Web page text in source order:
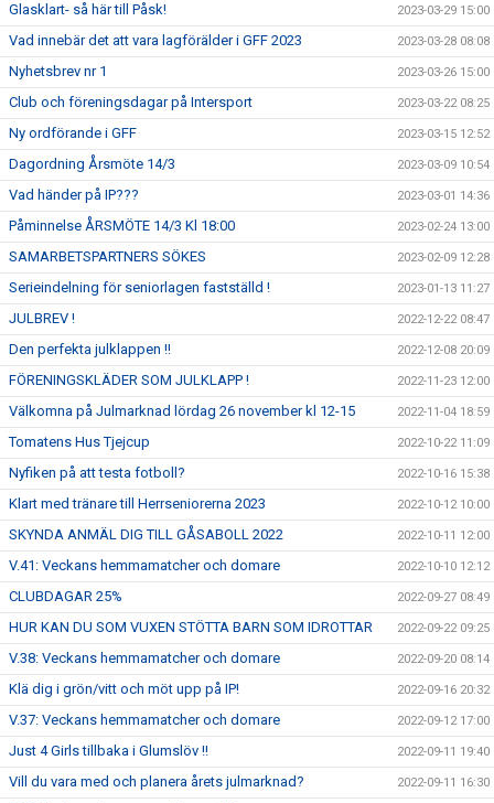
Glasklart- så här till Påsk! 2023-03-29 15:00
Vad innebär det att vara lagförälder i GFF 2023 2023-03-28 08:08
Nyhetsbrev nr 1 2023-03-26 15:00
Club och föreningsdagar på Intersport 2023-03-22 08:25
Ny ordförande i GFF 2023-03-15 12:52
Dagordning Årsmöte 14/3 2023-03-09 10:54
Vad händer på IP??? 2023-03-01 14:36
Påminnelse ÅRSMÖTE 14/3 Kl 18:00 2023-02-24 13:00
SAMARBETSPARTNERS SÖKES 2023-02-09 12:28
Serieindelning för seniorlagen fastställd ! 2023-01-13 11:27
JULBREV ! 2022-12-22 08:47
Den perfekta julklappen !! 2022-12-08 20:09
FÖRENINGSKLÄDER SOM JULKLAPP ! 2022-11-23 12:00
Välkomna på Julmarknad lördag 26 november kl 12-15 2022-11-04 18:59
Tomatens Hus Tjejcup 2022-10-22 11:09
Nyfiken på att testa fotboll? 2022-10-16 15:38
Klart med tränare till Herrseniorerna 2023 2022-10-12 10:00
SKYNDA ANMÄL DIG TILL GÅSABOLL 2022 2022-10-11 12:00
V.41: Veckans hemmamatcher och domare 2022-10-10 12:12
CLUBDAGAR 25% 2022-09-27 08:49
HUR KAN DU SOM VUXEN STÖTTA BARN SOM IDROTTAR 2022-09-22 09:25
V.38: Veckans hemmamatcher och domare 2022-09-20 08:14
Klä dig i grön/vitt och möt upp på IP! 2022-09-16 20:32
V.37: Veckans hemmamatcher och domare 2022-09-12 17:00
Just 4 Girls tillbaka i Glumslöv !! 2022-09-11 19:40
Vill du vara med och planera årets julmarknad? 2022-09-11 16:30